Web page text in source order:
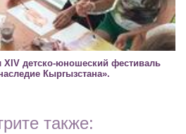
детско-юношеский фестиваль
Кыргызстана».
также: